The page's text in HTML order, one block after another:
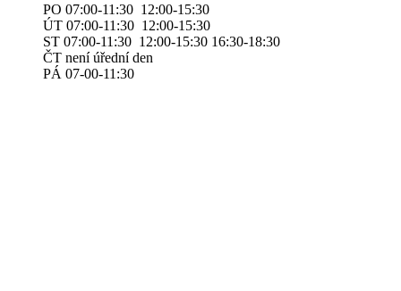
PO 07:00-11:30 12:00-15:30
ÚT 07:00-11:30 12:00-15:30
ST 07:00-11:30 12:00-15:30 16:30-18:30
ČT není úřední den
PÁ 07-00-11:30